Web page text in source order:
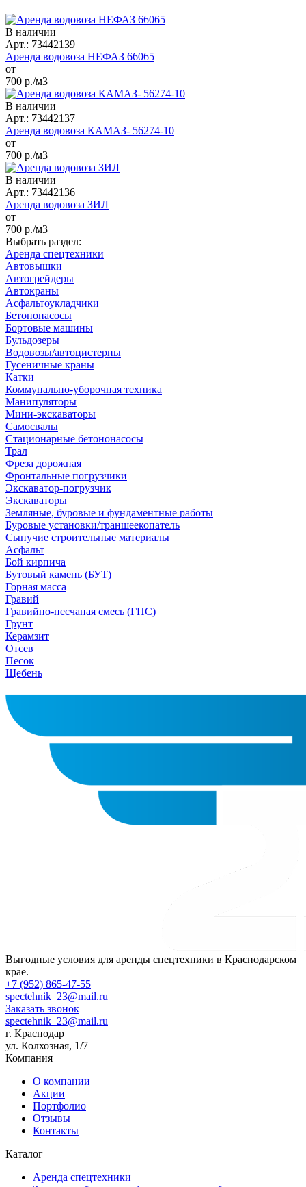
В наличии
Арт.: 73442139
Аренда водовоза НЕФАЗ 66065
от
700 р./м3
В наличии
Арт.: 73442137
Аренда водовоза КАМАЗ- 56274-10
от
700 р./м3
В наличии
Арт.: 73442136
Аренда водовоза ЗИЛ
от
700 р./м3
Выбрать раздел:
Аренда спецтехники
Автовышки
Автогрейдеры
Автокраны
Асфальтоукладчики
Бетононасосы
Бортовые машины
Бульдозеры
Водовозы/автоцистерны
Гусеничные краны
Катки
Коммунально-уборочная техника
Манипуляторы
Мини-экскаваторы
Самосвалы
Стационарные бетононасосы
Трал
Фреза дорожная
Фронтальные погрузчики
Экскаватор-погрузчик
Экскаваторы
Земляные, буровые и фундаментные работы
Буровые установки/траншеекопатель
Сыпучие строительные материалы
Асфальт
Бой кирпича
Бутовый камень (БУТ)
Горная масса
Гравий
Гравийно-песчаная смесь (ГПС)
Грунт
Керамзит
Отсев
Песок
Щебень
Выгодные условия для аренды спецтехники в Краснодарском
крае.
+7 (952) 865-47-55
spectehnik_23@mail.ru
Заказать звонок
spectehnik_23@mail.ru
г. Краснодар
ул. Колхозная, 1/7
Компания
О компании
Акции
Портфолио
Отзывы
Контакты
Каталог
Аренда спецтехники